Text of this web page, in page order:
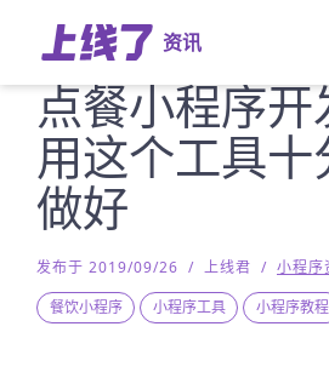
资讯
点餐小程序
用这个工具
做好
发布于 2019/09/26 / 上线君 / 小程序
餐饮小程序
小程序工具 小程序教程